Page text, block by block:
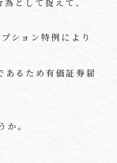
ション特例により
あるため有価証券届
か。